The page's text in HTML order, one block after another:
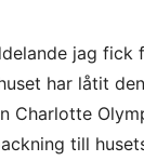
jag fick
har låtit
Charlotte
till